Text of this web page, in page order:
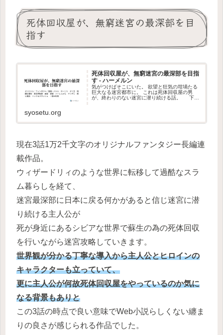
死体回収屋が、無窮迷宮の最深部を目
指す
死体回収屋が、無窮迷宮の最深部を目指
す - ハーメルン
気がつけばそこにいた。 欲望と狂気の坩堝たる
巨大なる迷宮都市に。 これは死体回収屋の男
が、終わりのない迷宮に潜り続ける話。 下記
syosetu.org
現在3話1万2千文字のオリジナルファンタジー長編連
載作品。
ウィザードリィのような世界に転移して過酷なスラ
ム暮らしを経て、
迷宮最深部に日本に戻る何かがあると信じ迷宮に潜
り続ける主人公が
死が身近にあるシビアな世界で蘇生の為の死体回収
を行いながら迷宮攻略していきます。
世界観が分かる丁寧な導入から主人公とヒロインの
キャラクターも立っていて、
更に主人公が何故死体回収屋をやっているのか気に
なる背景もありと
この3話の時点で良い意味でWeb小説らしくない纏ま
りの良さが感じられる作品でした。